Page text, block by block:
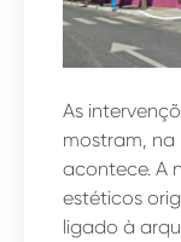
As
mostram,
acontece. A
estéticos
ligado à